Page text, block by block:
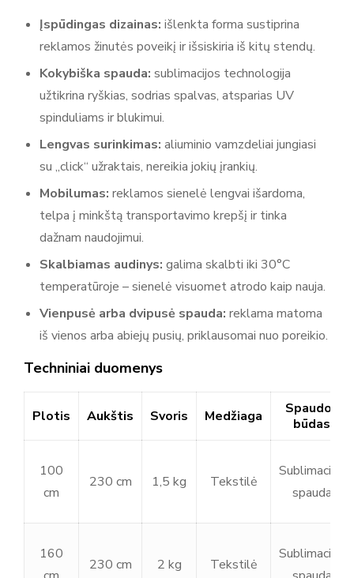
Įspūdingas dizainas: išlenkta forma sustiprina
reklamos žinutės poveikį ir išsiskiria iš kitų stendų.
Kokybiška spauda: sublimacijos technologija
užtikrina ryškias, sodrias spalvas, atsparias UV
spinduliams ir blukimui.
Lengvas surinkimas: aliuminio vamzdeliai jungiasi
su „click“ užraktais, nereikia jokių įrankių.
Mobilumas: reklamos sienelė lengvai išardoma,
telpa į minkštą transportavimo krepšį ir tinka
dažnam naudojimui.
Skalbiamas audinys: galima skalbti iki 30°C
temperatūroje – sienelė visuomet atrodo kaip nauja.
Vienpusė arba dvipusė spauda: reklama matoma
iš vienos arba abiejų pusių, priklausomai nuo poreikio.
Techniniai duomenys
Plotis Aukštis Svoris Medžiaga
Spaudos
būdas
100
cm
230 cm 1,5 kg Tekstilė
Sublimacinė
spauda
160
230 cm 2 kg Tekstilė
Sublimacinė